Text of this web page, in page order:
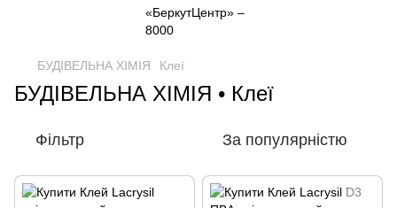
БУДІВЕЛЬНА ХІМІЯ Клеї
БУДІВЕЛЬНА ХІМІЯ • Клеї
Фільтр За популярністю